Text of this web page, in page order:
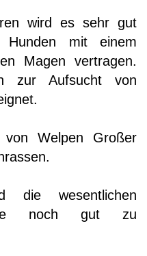
wird es sehr gut
mit einem
Magen vertragen.
zur Aufsucht von
von Welpen Großer
die wesentlichen
noch gut zu